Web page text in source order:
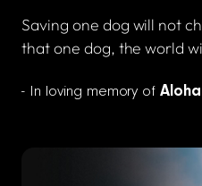
Saving one dog will not
that one dog, the world
- In loving memory ofAloha